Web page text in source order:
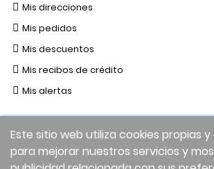
Este sitio web utiliza cookies propias
para mejorar nuestros servicios y
Mis direcciones
Mis pedidos
Mis descuentos
Mis recibos de crédito
Mis alertas